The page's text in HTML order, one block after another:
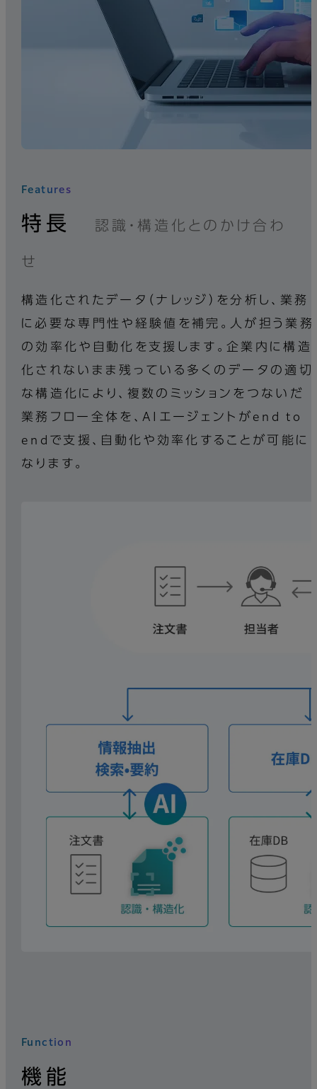
Features
特長 認識・構造化とのかけ合わ
せ
構造化されたデータ（ナレッジ）を分析し、業務
に必要な専門性や経験値を補完。人が担う業務
の効率化や自動化を支援します。企業内に構造
化されないまま残っている多くのデータの適切
な構造化により、複数のミッションをつないだ
業務フロー全体を、AIエージェントがend to
endで支援、自動化や効率化することが可能に
なります。
Function
機能